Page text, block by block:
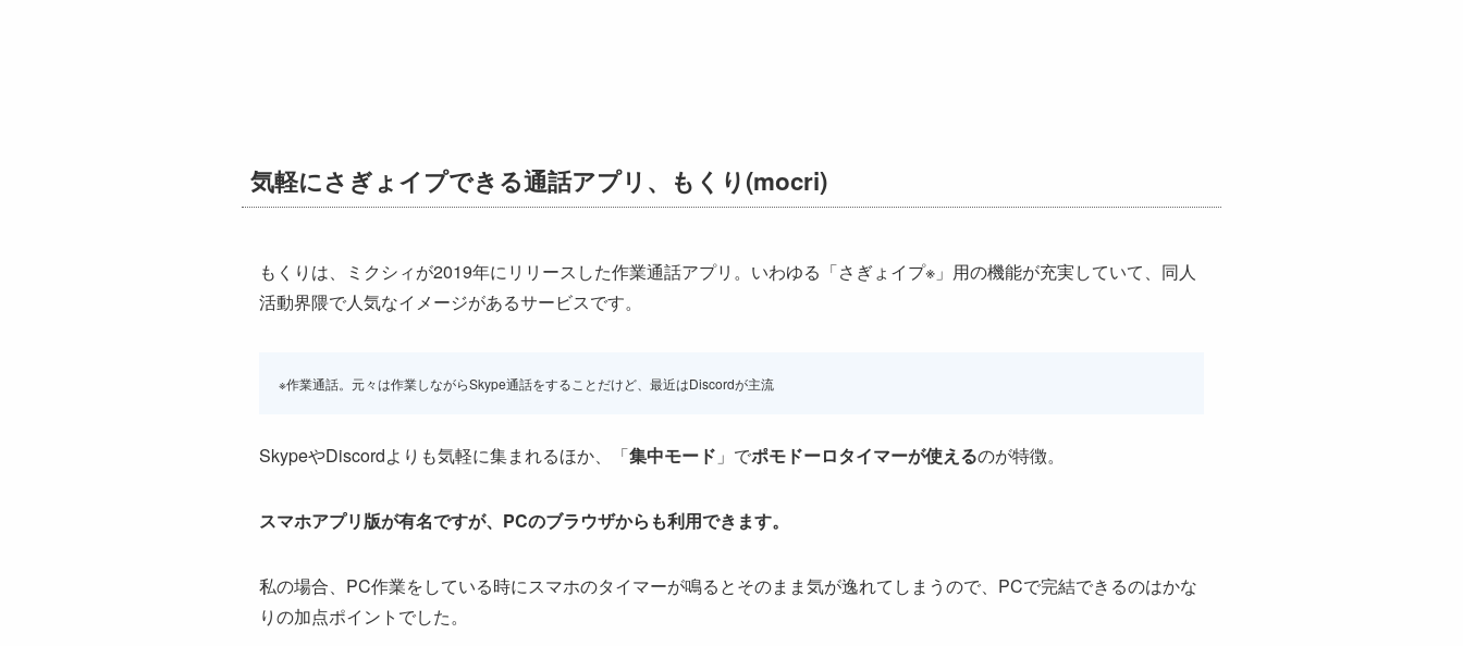
気軽にさぎょイプできる通話アプリ、 もくり(mocri)
もくりは、ミクシィが2019年にリリースした作業通話アプリ。いわゆる「さぎょイプ※」用の機能が充実していて、同人
活動界隈で人気なイメージがあるサービスです。
※作業通話。元々は作業しながらSkype通話をすることだけど、最近はDiscordが主流
SkypeやDiscordよりも気軽に集まれるほか、「集中モード 」でポモドーロタイマーが使えるのが特徴。
スマホアプリ版が有名ですが、PCのブラウザからも利用できます。
私の場合、PC作業をしている時にスマホのタイマーが鳴るとそのまま気が逸れてしまうので、PCで完結できるのはかな
りの加点ポイントでした。